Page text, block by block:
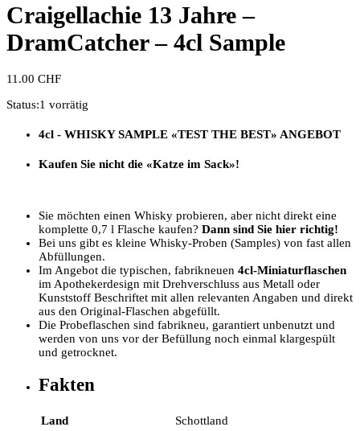
Craigellachie 13 Jahre –
DramCatcher – 4cl Sample
11.00 CHF
Status:1 vorrätig
4cl - WHISKY SAMPLE «TEST THE BEST» ANGEBOT
Kaufen Sie nicht die «Katze im Sack»!
Sie möchten einen Whisky probieren, aber nicht direkt eine
komplette 0,7 l Flasche kaufen? Dann sind Sie hier richtig!
Bei uns gibt es kleine Whisky-Proben (Samples) von fast allen
Abfüllungen.
Im Angebot die typischen, fabrikneuen 4cl-Miniaturflaschen
im Apothekerdesign mit Drehverschluss aus Metall oder
Kunststoff Beschriftet mit allen relevanten Angaben und direkt
aus den Original-Flaschen abgefüllt.
Die Probeflaschen sind fabrikneu, garantiert unbenutzt und
werden von uns vor der Befüllung noch einmal klargespült
und getrocknet.
Fakten
Land
Schottland